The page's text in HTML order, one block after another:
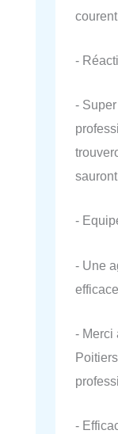
-
-
-
- Une
- Merci
-